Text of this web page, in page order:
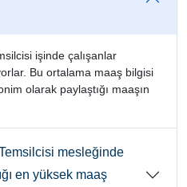
işinde çalışanlar
Bu ortalama maaş bilgisi
olarak paylaştığı maaşın
mesleğinde
en yüksek maaş